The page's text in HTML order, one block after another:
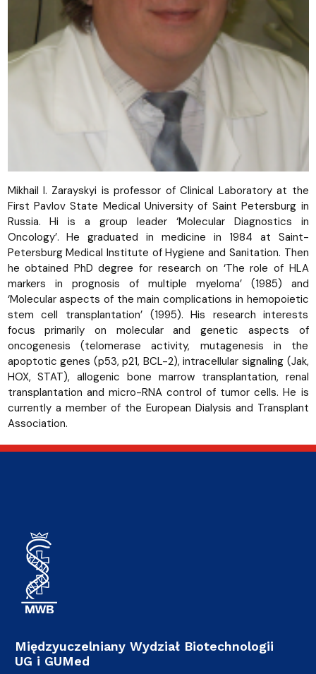
Mikhail I. Zarayskyi is professor of Clinical Laboratory at the
First Pavlov State Medical University of Saint Petersburg in
Russia. Hi is a group leader ‘Molecular Diagnostics in
Oncology’. He graduated in medicine in 1984 at Saint-
Petersburg Medical Institute of Hygiene and Sanitation. Then
he obtained PhD degree for research on ‘The role of HLA
markers in prognosis of multiple myeloma’ (1985) and
‘Molecular aspects of the main complications in hemopoietic
stem cell transplantation’ (1995). His research interests
focus primarily on molecular and genetic aspects of
oncogenesis (telomerase activity, mutagenesis in the
apoptotic genes (p53, p21, BCL-2), intracellular signaling (Jak,
HOX, STAT), allogenic bone marrow transplantation, renal
transplantation and micro-RNA control of tumor cells. He is
currently a member of the European Dialysis and Transplant
Association.
Międzyuczelniany Wydział Biotechnologii
UG i GUMed